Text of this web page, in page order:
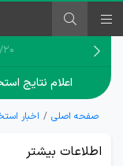
اعلام نتایج استخدام
صفحه اصلی اخبار
اطلاعات بیشتر